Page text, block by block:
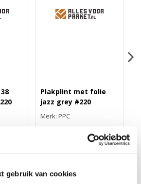
gebruik van cookies
Plakplint met folie
jazz grey #220
Merk: PPC